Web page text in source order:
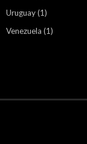
Uruguay(1)
Venezuela (1)